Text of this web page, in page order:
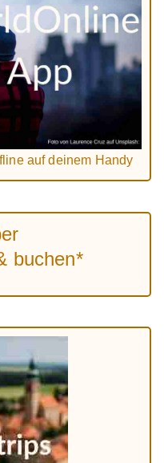
auf deinem Handy
buchen*